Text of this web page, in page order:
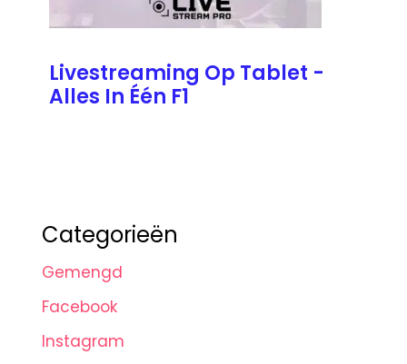
Livestreaming Op Tablet -
Alles In Één F1
Categorieën
Gemengd
Facebook
Instagram